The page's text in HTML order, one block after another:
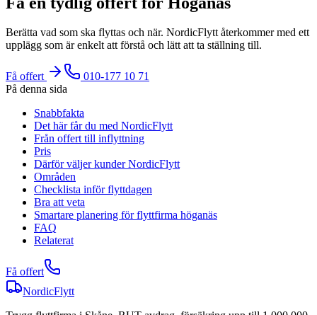
Berätta vad som ska flyttas och när. NordicFlytt återkommer med ett
upplägg som är enkelt att förstå och lätt att ta ställning till.
Få offert
010-177 10 71
På denna sida
Snabbfakta
Det här får du med NordicFlytt
Från offert till inflyttning
Pris
Därför väljer kunder NordicFlytt
Områden
Checklista inför flyttdagen
Bra att veta
Smartare planering för flyttfirma höganäs
FAQ
Relaterat
Få offert
NordicFlytt